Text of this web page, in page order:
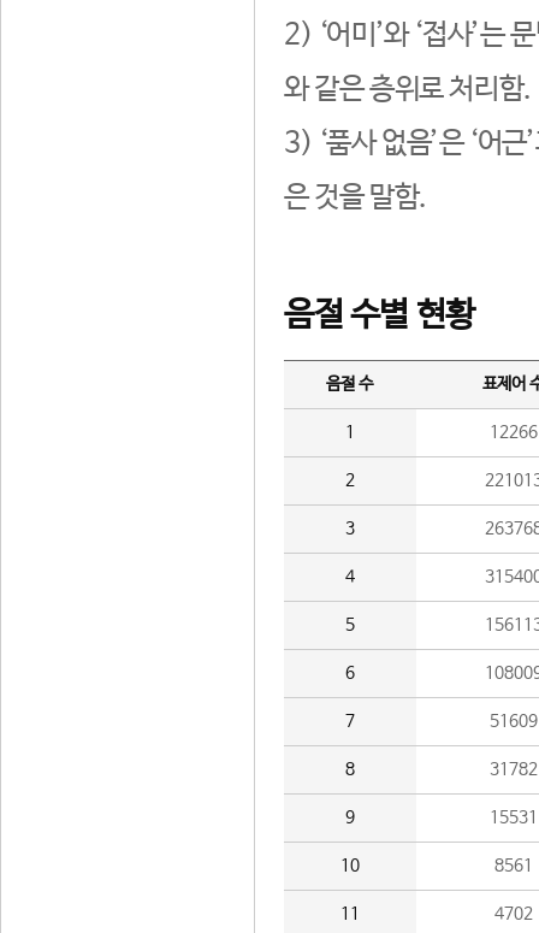
2) ‘어미’와 ‘접사’는
와 같은 층위로 처리함.
3) ‘품사 없음’은 ‘어
은 것을 말함.
음절 수별 현황
음절 수 표제어
1 12266
2
3
4
5
6
7 51609
8 31782
9 15531
10 8561
11 4702